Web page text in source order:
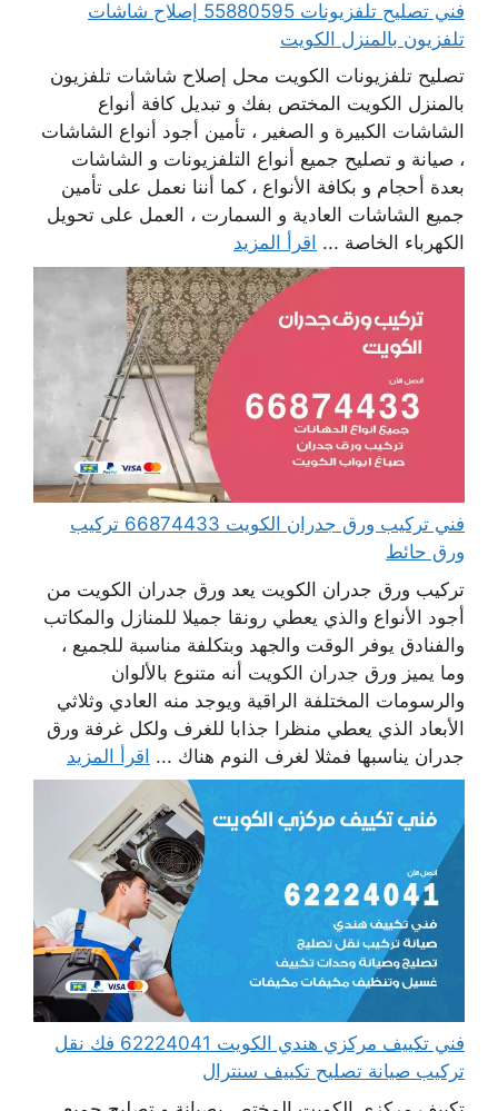
فني تصليح تلفزيونات 55880595 إصلاح شاشات
تلفزيون بالمنزل الكويت
تصليح تلفزيونات الكويت محل إصلاح شاشات تلفزيون
بالمنزل الكويت المختص بفك و تبديل كافة أنواع
الشاشات الكبيرة و الصغير ، تأمين أجود أنواع الشاشات
، صيانة و تصليح جميع أنواع التلفزيونات و الشاشات
بعدة أحجام و بكافة الأنواع ، كما أننا نعمل على تأمين
جميع الشاشات العادية و السمارت ، العمل على تحويل
الكهرباء الخاصة ... اقرأ المزيد
فني تركيب ورق جدران الكويت 66874433 تركيب
ورق حائط
تركيب ورق جدران الكويت يعد ورق جدران الكويت من
أجود الأنواع والذي يعطي رونقا جميلا للمنازل والمكاتب
والفنادق يوفر الوقت والجهد وبتكلفة مناسبة للجميع ،
وما يميز ورق جدران الكويت أنه متنوع بالألوان
والرسومات المختلفة الراقية ويوجد منه العادي وثلاثي
الأبعاد الذي يعطي منظرا جذابا للغرف ولكل غرفة ورق
جدران يناسبها فمثلا لغرف النوم هناك ... اقرأ المزيد
فني تكييف مركزي هندي الكويت 62224041 فك نقل
تركيب صيانة تصليح تكييف سنترال